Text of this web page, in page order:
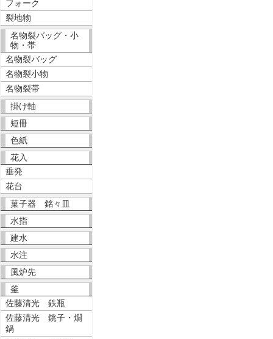
フォーク
裂地物
名物裂バッグ・小
物・帯
名物裂バッグ
名物裂小物
名物裂帯
掛け軸
短冊
色紙
花入
垂発
花台
菓子器 銘々皿
水指
建水
水注
風炉先
釜
佐藤清光 鉄瓶
佐藤清光 銚子・燗
鍋